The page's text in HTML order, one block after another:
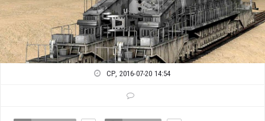
СР, 2016-07-20 14:54